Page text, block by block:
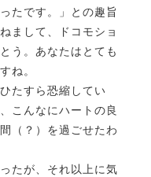
たです。」との趣旨
まして、ドコモショ
う。あなたはとても
ね。
たすら恐縮してい
こんなにハートの良
（？）を過ごせたわ
たが、それ以上に気